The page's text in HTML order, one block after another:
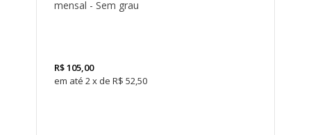
mensal - Sem grau
R$105,00
2x de R$ 52,50